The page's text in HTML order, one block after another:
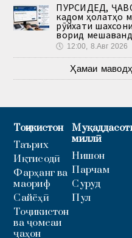
ПУРСИДЕД,
кадом ҳолатҳо
рӯйхати
ворид
🕔 12:00, 8.Авг 2026
Ҳамаи
Тоҷикистон
Таърих
Иқтисодӣ
Фарҳанг ва
маориф
Сайёҳӣ
Тоҷикистон
ва ҷомеаи
ҷаҳон
миллӣ
Нишон
Парчам
Суруд
Пул